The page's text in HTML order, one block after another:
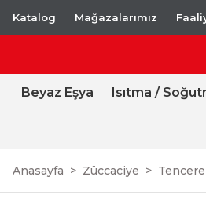
Katalog Mağazalarımız
Beyaz Eşya Isıtma /
Anasayfa Züccaciye